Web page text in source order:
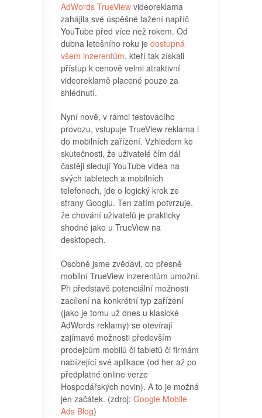
AdWords TrueView videoreklama
zahájila své úspěšné tažení napříč
YouTube před více než rokem. Od
dubna letošního roku je dostupná
všem inzerentům, kteří tak získali
přístup k cenově velmi atraktivní
videoreklamě placené pouze za
shlédnutí.
Nyní nově, v rámci testovacího
provozu, vstupuje TrueView reklama i
do mobilních zařízení. Vzhledem ke
skutečnosti, že uživatelé čím dál
častěji sledují YouTube videa na
svých tabletech a mobilních
telefonech, jde o logický krok ze
strany Googlu. Ten zatím potvrzuje,
že chování uživatelů je prakticky
shodné jako u TrueView na
desktopech.
Osobně jsme zvědavi, co přesně
mobilní TrueView inzerentům umožní.
Při představě potenciální možnosti
zacílení na konkrétní typ zařízení
(jako je tomu už dnes u klasické
AdWords reklamy) se otevírají
zajímavé možnosti především
prodejcům mobilů či tabletů či firmám
nabízející své aplikace (od her až po
předplatné online verze
Hospodářských novin). A to je možná
jen začátek. (zdroj: Google Mobile
Ads Blog)